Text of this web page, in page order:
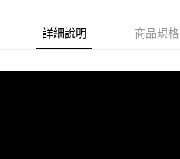
全家★依產品說明
詳細說明 商品規格